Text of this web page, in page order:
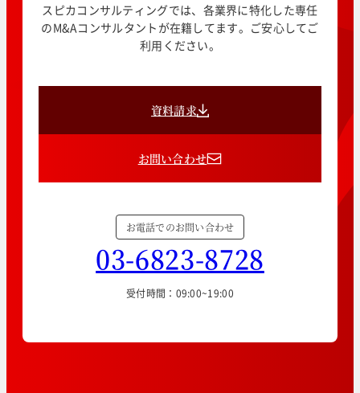
スピカコンサルティングでは、各業界に特化した専任
のM&Aコンサルタントが在籍してます。ご安心してご
利用ください。
資料請求
お問い合わせ
お電話でのお問い合わせ
03-6823-8728
受付時間：09:00~19:00